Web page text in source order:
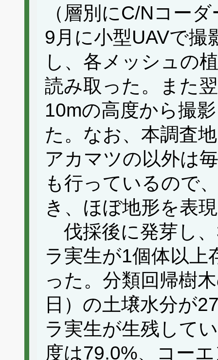
（層別にC/Nコー
9月に小型UAVで撮
し、各メッシュの
読み取った。また
10mの高度から撮
た。なお、本調査
アカマツの以外は
も行っているので
き、ほぼ地形を表
伐採後に発芽し
ラ実生が1個体以上
った。分類回帰樹
日）の土壌水分が
ラ実生が生残して
度は79.0%、コー